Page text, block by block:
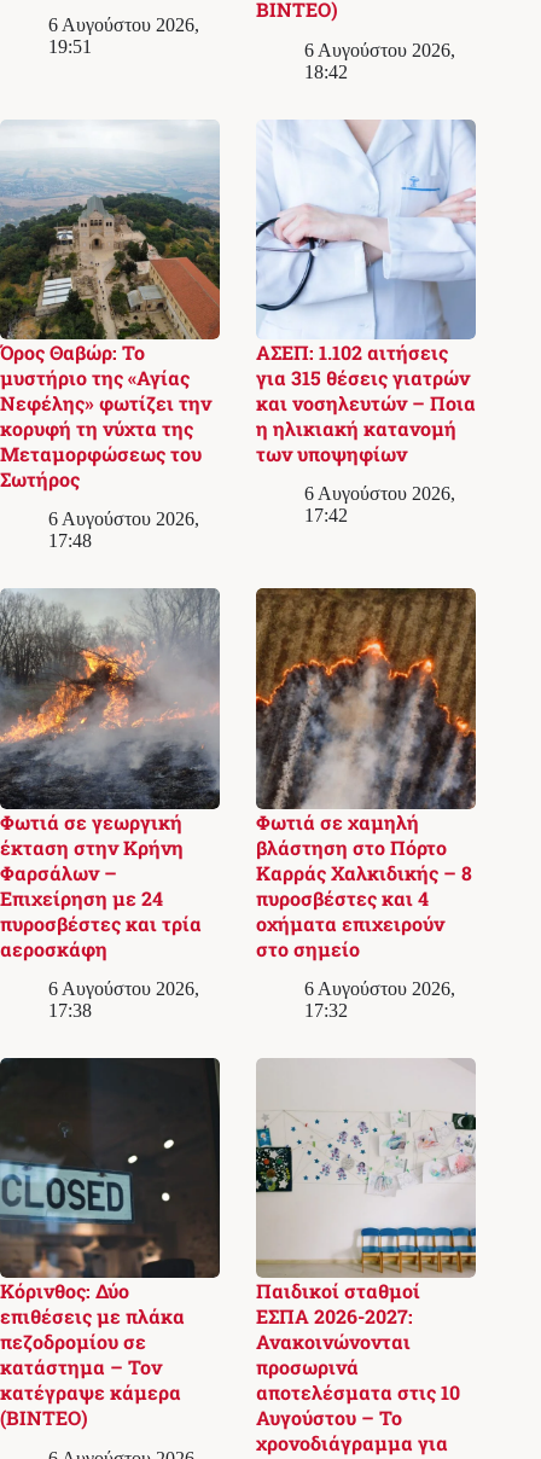
6 Αυγούστου 2026,
19:51
ΒΙΝΤΕΟ)
6 Αυγούστου 2026,
18:42
Όρος Θαβώρ: Το
μυστήριο της «Αγίας
Νεφέλης» φωτίζει την
κορυφή τη νύχτα της
Μεταμορφώσεως του
Σωτήρος
6 Αυγούστου 2026,
17:48
ΑΣΕΠ: 1.102 αιτήσεις
για 315 θέσεις γιατρών
και νοσηλευτών – Ποια
η ηλικιακή κατανομή
των υποψηφίων
6 Αυγούστου 2026,
17:42
Φωτιά σε γεωργική
έκταση στην Κρήνη
Φαρσάλων –
Επιχείρηση με 24
πυροσβέστες και τρία
αεροσκάφη
6 Αυγούστου 2026,
17:38
Φωτιά σε χαμηλή
βλάστηση στο Πόρτο
Καρράς Χαλκιδικής – 8
πυροσβέστες και 4
οχήματα επιχειρούν
στο σημείο
6 Αυγούστου 2026,
17:32
Κόρινθος: Δύο
επιθέσεις με πλάκα
πεζοδρομίου σε
κατάστημα – Τον
κατέγραψε κάμερα
(ΒΙΝΤΕΟ)
Παιδικοί σταθμοί
ΕΣΠΑ 2026-2027:
Ανακοινώνονται
προσωρινά
αποτελέσματα στις 10
Αυγούστου – Το
χρονοδιάγραμμα για